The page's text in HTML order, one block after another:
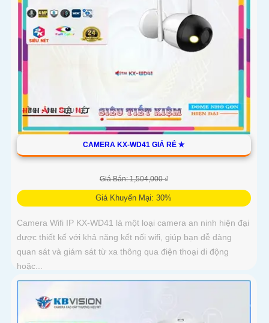
CAMERA KX-WD41 GIÁ RẺ ✮
Giá Bán: 1,504,000 ₫
Giá Khuyến Mại: 30%
Camera Wifi IP KX-WD41 là một loại camera an ninh hiện đại
được thiết kế với khả năng kết nối wifi, giúp bạn dễ dàng
quan sát và giám sát từ xa thông qua điện thoại di động
hoặc...